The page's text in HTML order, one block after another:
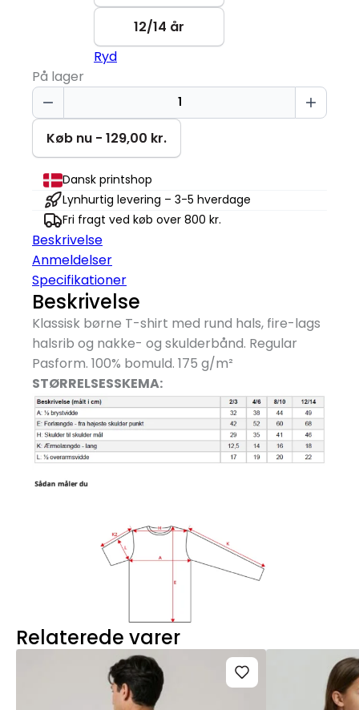
12/14 år
Ryd
På lager
Dino
Fødselsdag
2
år
T-
Shirt
Børn
antal
Køb nu - 129,00 kr.
Dansk printshop
Lynhurtig levering – 3-5 hverdage
Fri fragt ved køb over 800 kr.
Beskrivelse
Anmeldelser
Specifikationer
Beskrivelse
Klassisk børne T-shirt med rund hals, fire-lags
halsrib og nakke- og skulderbånd. Regular
Pasform. 100% bomuld. 175 g/m²
STØRRELSESSKEMA:
Relaterede varer